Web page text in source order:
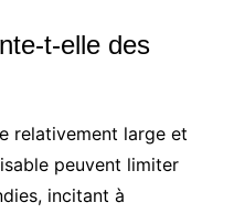
t-elle des
relativement large et
peuvent limiter
incitant à